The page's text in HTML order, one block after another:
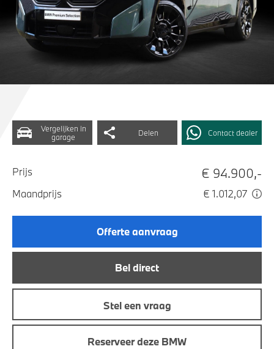
Vergelijken in
garage
Delen Contact dealer
Prijs € 94.900,-
Maandprijs € 1.012,07
Offerte aanvraag
Bel direct
Stel een vraag
Reserveer deze BMW